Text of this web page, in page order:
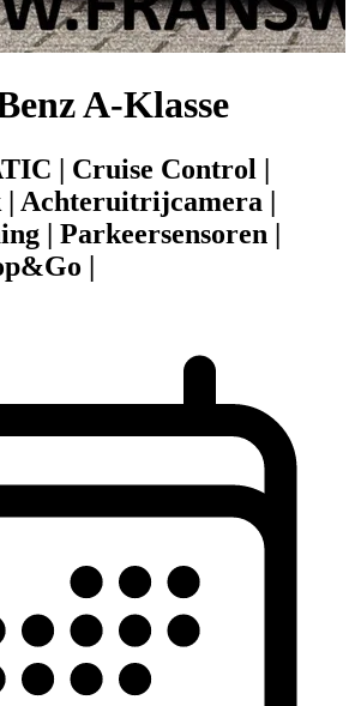
A-Klasse
| Cruise Control |
| Achteruitrijcamera |
| Parkeersensoren |
|